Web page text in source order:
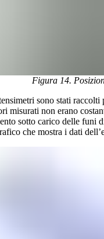
Figura 14.
sono stati
misurati non erano
sotto carico delle funi
che mostra i dati